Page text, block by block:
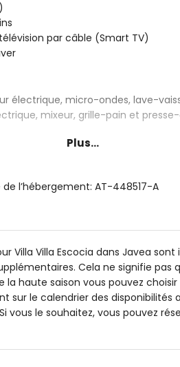
par câble (Smart TV)
électrique, micro-ondes, lave-
mixeur, grille-pain et
chacune avec lit queen-size (200
douche et WC
5m et 2,5m de profondeur
arbres et mobilier de jardin avec
Plus...
l’hébergement: AT-448517-A
Villa Villa Escocia dans Javea
Cela ne signifie pas
la haute saison vous pouvez
sur le calendrier des disponibilités
vous le souhaitez, vous pouvez